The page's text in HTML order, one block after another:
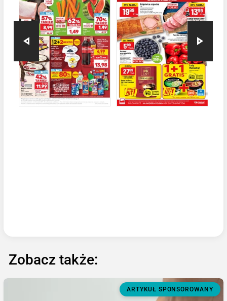
Zobacz także:
ARTYKUŁ SPONSOROWANY